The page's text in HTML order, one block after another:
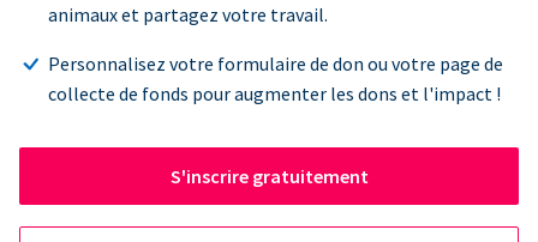
animaux et partagez votre travail.
Personnalisez votre formulaire de don ou votre page de
collecte de fonds pour augmenter les dons et l'impact !
S'inscrire gratuitement